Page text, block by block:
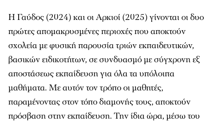
Η Γαύδος (2024) και οι Αρκιοί (2025) γίνονται οι δυο
πρώτες απομακρυσμένες περιοχές που αποκτούν
σχολεία με φυσική παρουσία τριών εκπαιδευτικών,
βασικών ειδικοτήτων, σε συνδυασμό με σύγχρονη εξ
αποστάσεως εκπαίδευση για όλα τα υπόλοιπα
μαθήματα. Με αυτόν τον τρόπο οι μαθητές,
παραμένοντας στον τόπο διαμονής τους, αποκτούν
πρόσβαση στην εκπαίδευση. Την ίδια ώρα, μέσω του